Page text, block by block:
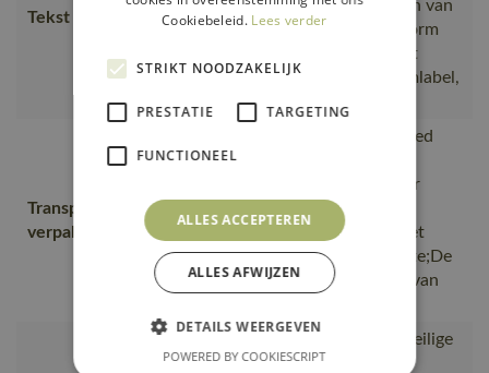
Tekst usp
Het product voldoet aan de eisen van
HACCP en is goedgekeurd conform
DIN 10524., Het materiaal is niet
doorzichtig., Geschikt voor naamlabel,
HF-chip en UHF-chip.
Transport en
verpakking
is gemaakt van of bevat gerecycled
materiaal, Van productie naar
magazijnen getransporteerd door
transportpartners met ISO
14001;Vervoerd in zendingen met
maximale benutting van de ruimte;De
verpakking waarin de bestelling van
wat het bewijs is van goede en veilige
medewerkerrelaties en
Cookiebeleid. Lees verder
STRIKT NOODZAKELIJK
PRESTATIE TARGETING
FUNCTIONEEL
ALLES ACCEPTEREN
ALLES AFWIJZEN
DETAILS WEERGEVEN
POWERED BY COOKIESCRIPT